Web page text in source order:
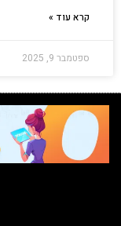
קרא עוד »
ספטמבר 9, 2025